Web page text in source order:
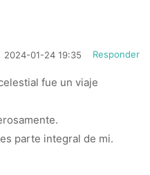
2024-01-24 19:35 Responder
fue un viaje
parte integral de mi.